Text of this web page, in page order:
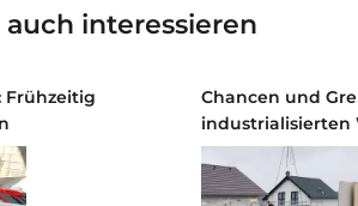
auch interessieren
Frühzeitig
Chancen und
industrialisierten